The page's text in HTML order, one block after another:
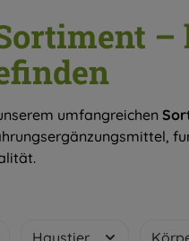
umfangreichen
Haustier